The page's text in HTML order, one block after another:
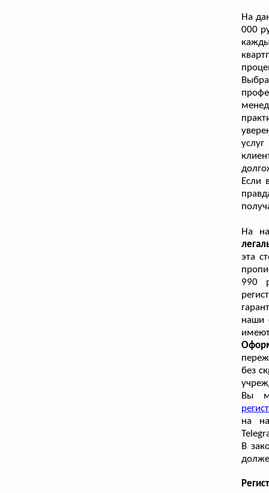
На
000
Если
На
эта
990
наши
без
Вы
на
В